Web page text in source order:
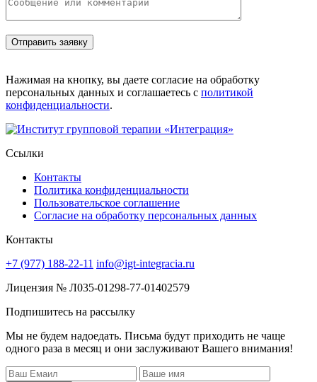
Нажимая на кнопку, вы даете согласие на обработку
персональных данных и соглашаетесь с политикой
конфиденциальности.
Ссылки
Контакты
Политика конфиденциальности
Пользовательское соглашение
Согласие на обработку персональных данных
Контакты
+7 (977) 188-22-11 info@igt-integracia.ru
Лицензия № Л035-01298-77-01402579
Подпишитесь на рассылку
Мы не будем надоедать. Письма будут приходить не чаще
одного раза в месяц и они заслуживают Вашего внимания!